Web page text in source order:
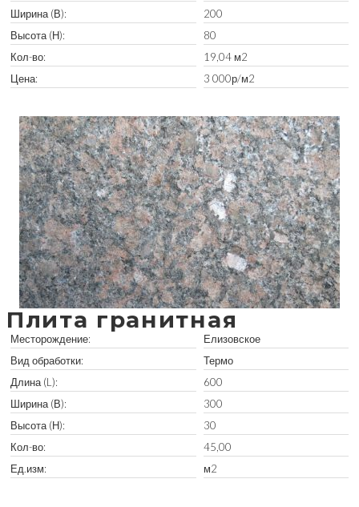
Ширина (В):
Высота (Н):
Кол-во:
Цена:
200
80
19,04 м2
3 000р/м2
Плита гранитная
Месторождение:
Вид обработки:
Длина (L):
Ширина (В):
Высота (Н):
Кол-во:
Ед.изм:
Елизовское
Термо
600
300
30
45,00
м2